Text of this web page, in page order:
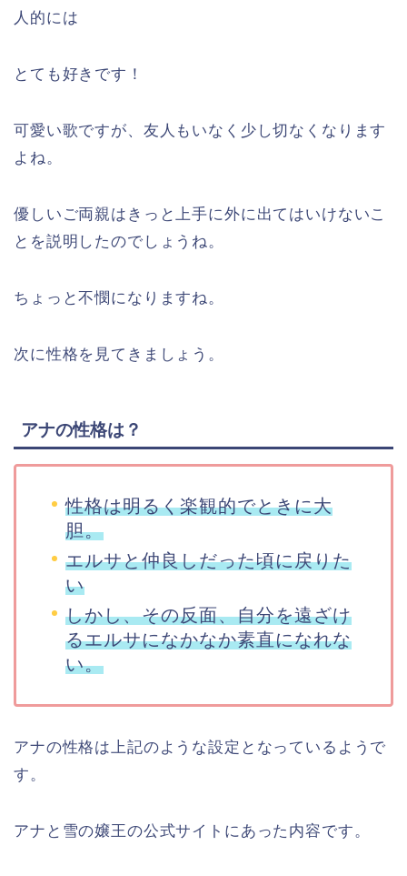
人的には
とても好きです！
可愛い歌ですが、友人もいなく少し切なくなります
よね。
優しいご両親はきっと上手に外に出てはいけないこ
とを説明したのでしょうね。
ちょっと不憫になりますね。
次に性格を見てきましょう。
アナの性格は？
性格は明るく楽観的でときに大
胆。
エルサと仲良しだった頃に戻りた
い
しかし、その反面、自分を遠ざけ
るエルサになかなか素直になれな
い。
アナの性格は上記のような設定となっているようで
す。
アナと雪の嬢王の公式サイトにあった内容です。